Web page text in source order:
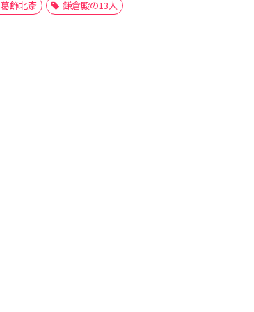
葛飾北斎 鎌倉殿の13人